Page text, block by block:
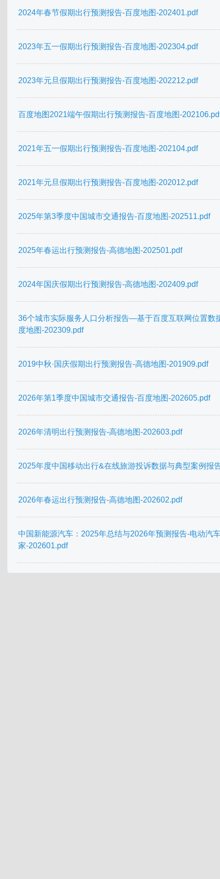
2024年春节假期出行预测报告-百度地图-202401.pdf
2023年五一假期出行预测报告-百度地图-202304.pdf
2023年元旦假期出行预测报告-百度地图-202212.pdf
百度地图2021端午假期出行预测报告-百度地图-
2021年五一假期出行预测报告-百度地图-202104.pdf
2021年元旦假期出行预测报告-百度地图-202012.pdf
2025年第3季度中国城市交通报告-百度地图-202511.pdf
2025年春运出行预测报告-高德地图-202501.pdf
2024年国庆假期出行预测报告-高德地图-202409.pdf
36个城市实际服务人口分析报告—基于百度互联网位置数
度地图-202309.pdf
2019中秋·国庆假期出行预测报告-高德地图-201909.pdf
2026年第1季度中国城市交通报告-百度地图-202605.pdf
2026年清明出行预测报告-高德地图-202603.pdf
2025年度中国移动出行&在线旅游投诉数据与典型案例报
2026年春运出行预测报告-高德地图-202602.pdf
中国新能源汽车：2025年总结与2026年预测报告-电动汽
家-202601.pdf